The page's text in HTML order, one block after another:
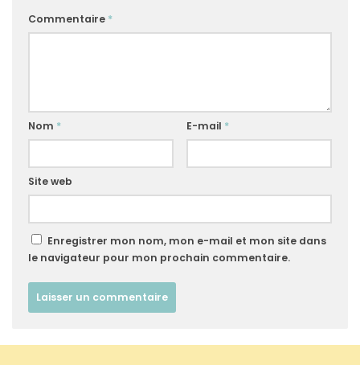
Commentaire *
Nom * E-mail *
Site web
Enregistrer mon nom, mon e-mail et mon site dans
le navigateur pour mon prochain commentaire.